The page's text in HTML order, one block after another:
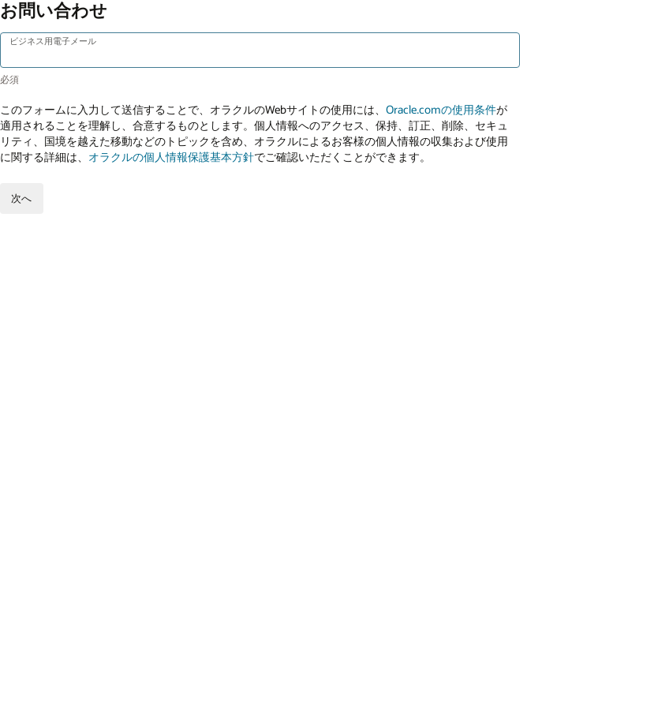
お問い合わせ
ビジネス用電子メール
このフォームに入力して送信することで、オラクルのWebサイトの使用には、 Oracle.comの使用条件が
適用されることを理解し、合意するものとします。個人情報へのアクセス、保持、訂正、削除、セキュ
リティ、国境を越えた移動などのトピックを含め、オラクルによるお客様の個人情報の収集および使用
に関する詳細は、 オラクルの個人情報保護基本方針でご確認いただくことができます。
次へ